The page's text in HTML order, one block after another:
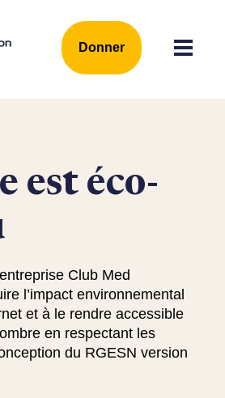
Donner
est éco-
Club Med
l’impact environnemental
et à le rendre accessible
en respectant les
du RGESN version